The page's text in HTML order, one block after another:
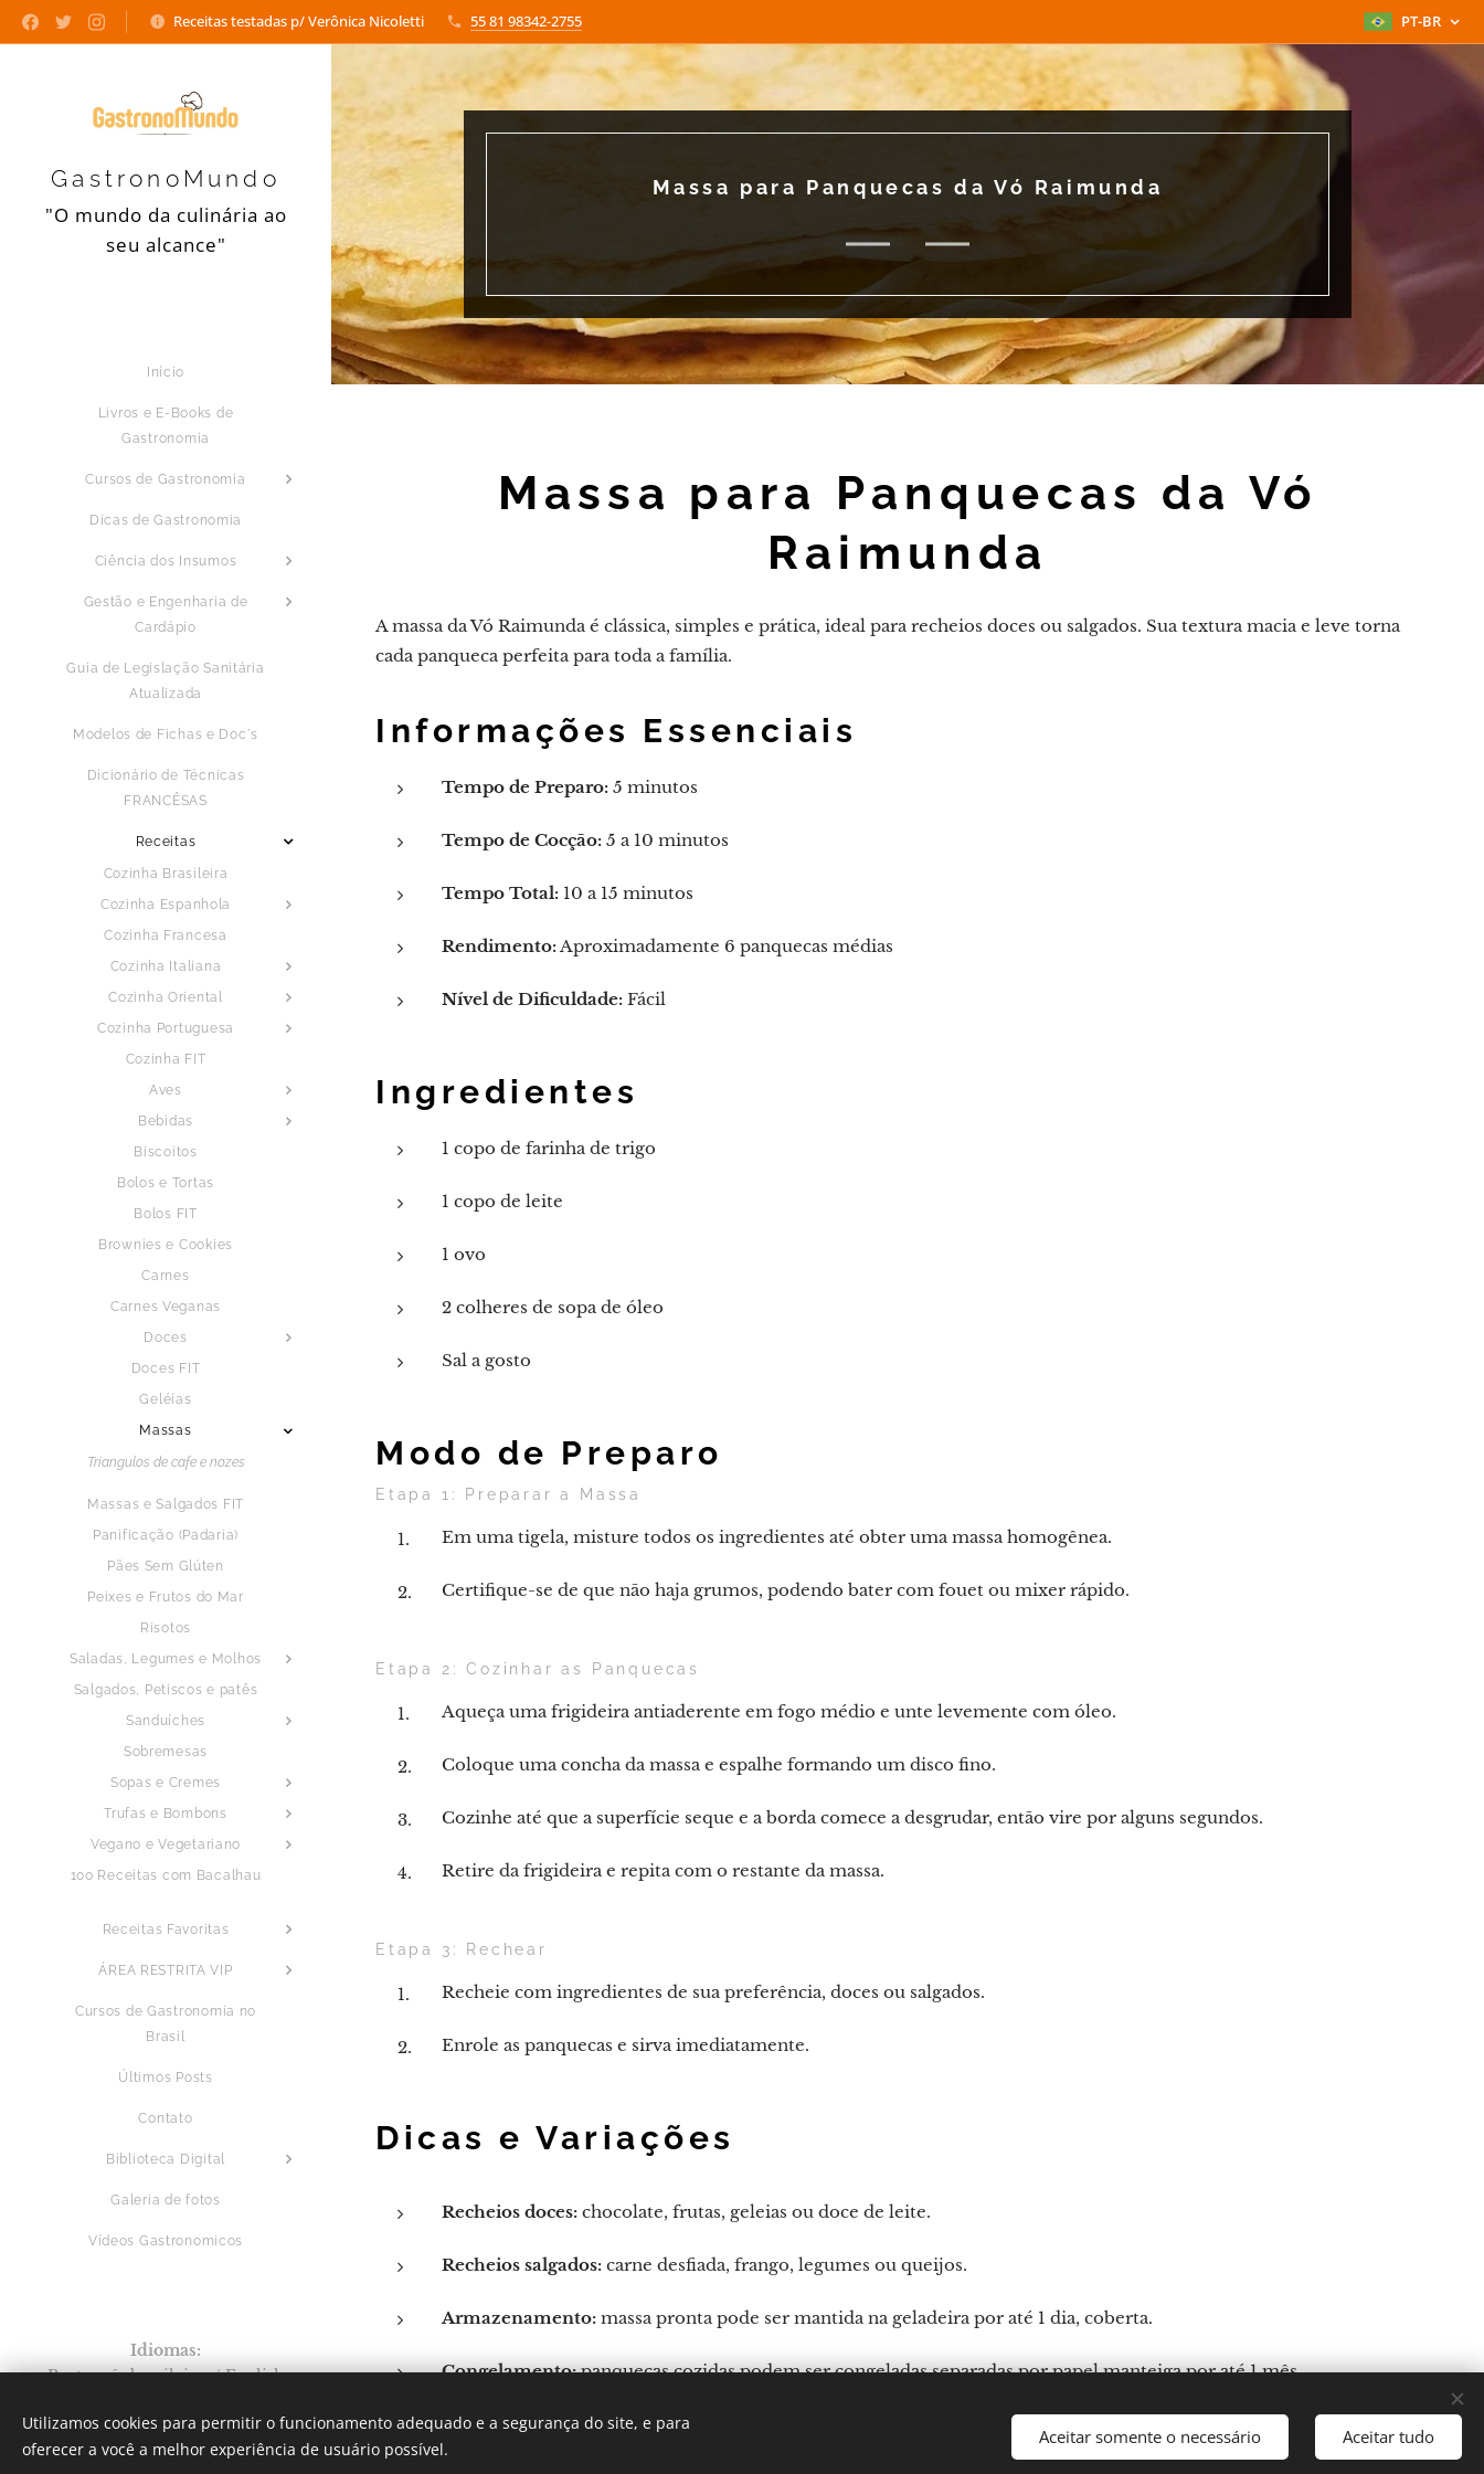
Receitas testadas p/ Verônica Nicoletti 55 81 98342-2755 PT-BR
GastronoMundo
"O mundo da culinária ao
seu alcance"
Início
Livros e E-Books de
Gastronomia
Cursos de Gastronomia
Dicas de Gastronomia
Ciência dos Insumos
Gestão e Engenharia de
Cardápio
Guia de Legislação Sanitária
Atualizada
Modelos de Fichas e Doc´s
Dicionário de Técnicas
FRANCÊSAS
Receitas
Cozinha Brasileira
Cozinha Espanhola
Cozinha Francesa
Cozinha Italiana
Cozinha Oriental
Cozinha Portuguesa
Cozinha FIT
Aves
Bebidas
Biscoitos
Bolos e Tortas
Bolos FIT
Brownies e Cookies
Carnes
Carnes Veganas
Doces
Doces FIT
Geléias
Massas
Triangulos de cafe e nozes
Massas e Salgados FIT
Panificação (Padaria)
Pães Sem Glúten
Peixes e Frutos do Mar
Risotos
Saladas, Legumes e Molhos
Salgados, Petiscos e patês
Sanduíches
Sobremesas
Sopas e Cremes
Trufas e Bombons
Vegano e Vegetariano
100 Receitas com Bacalhau
Receitas Favoritas
ÁREA RESTRITA VIP
Cursos de Gastronomia no
Brasil
Últimos Posts
Contato
Biblioteca Digital
Galeria de fotos
Vídeos Gastronomicos
Massa para Panquecas da Vó Raimunda
Massa para Panquecas da Vó
Raimunda
A massa da Vó Raimunda é clássica, simples e prática, ideal para recheios doces ou salgados. Sua textura macia e leve torna
cada panqueca perfeita para toda a família.
Informações Essenciais
Tempo de Preparo: 5 minutos
Tempo de Cocção: 5 a 10 minutos
Tempo Total: 10 a 15 minutos
Rendimento:Aproximadamente 6 panquecas médias
Nível de Dificuldade: Fácil
Ingredientes
1 copo de farinha de trigo
1 copo de leite
1 ovo
2 colheres de sopa de óleo
Sal a gosto
Modo de Preparo
Etapa 1: Preparar a Massa
Em uma tigela, misture todos os ingredientes até obter uma massa homogênea.
Certifique-se de que não haja grumos, podendo bater com fouet ou mixer rápido.
Etapa 2: Cozinhar as Panquecas
Aqueça uma frigideira antiaderente em fogo médio e unte levemente com óleo.
Coloque uma concha da massa e espalhe formando um disco fino.
Cozinhe até que a superfície seque e a borda comece a desgrudar, então vire por alguns segundos.
Retire da frigideira e repita com o restante da massa.
Etapa 3: Rechear
Recheie com ingredientes de sua preferência, doces ou salgados.
Enrole as panquecas e sirva imediatamente.
Dicas e Variações
Recheios doces: chocolate, frutas, geleias ou doce de leite.
Recheios salgados: carne desfiada, frango, legumes ou queijos.
Armazenamento: massa pronta pode ser mantida na geladeira por até 1 dia, coberta.
Congelamento:panquecas cozidas podem ser congeladas separadas por papel manteiga por até 1 mês
Instagram: Gastronomundo.receitas
Idiomas
Português brasileiro
English
Utilizamos cookies para permitir o funcionamento adequado e a segurança do site, e para
oferecer a você a melhor experiência de usuário possível.
Aceitar somente o necessário Aceitar tudo